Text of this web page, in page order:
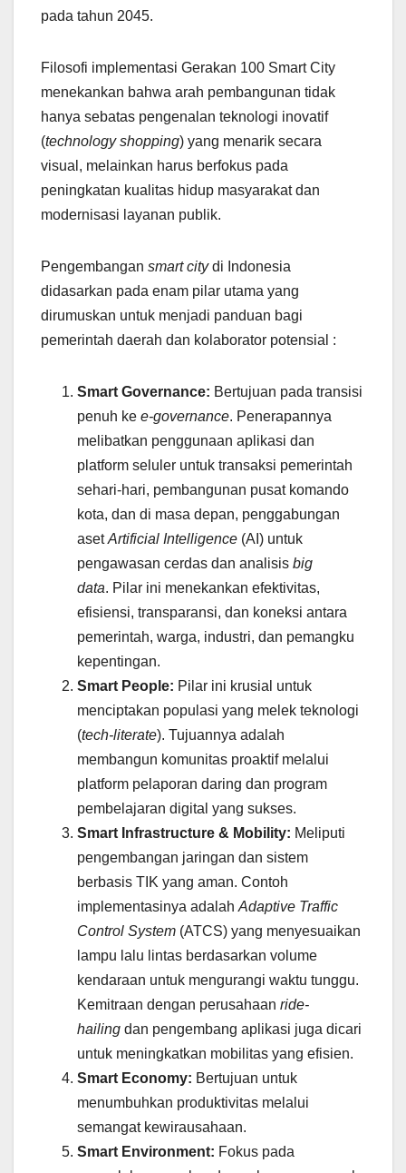
pada tahun 2045.
Filosofi implementasi Gerakan 100 Smart City
menekankan bahwa arah pembangunan tidak
hanya sebatas pengenalan teknologi inovatif
(technology shopping) yang menarik secara
visual, melainkan harus berfokus pada
peningkatan kualitas hidup masyarakat dan
modernisasi layanan publik.
Pengembangan smart citydi Indonesia
didasarkan pada enam pilar utama yang
dirumuskan untuk menjadi panduan bagi
pemerintah daerah dan kolaborator potensial :
Smart Governance: Bertujuan pada transisi
penuh ke e-governance. Penerapannya
melibatkan penggunaan aplikasi dan
platform seluler untuk transaksi pemerintah
sehari-hari, pembangunan pusat komando
kota, dan di masa depan, penggabungan
asetArtificial Intelligence (AI) untuk
pengawasan cerdas dan analisis big
data. Pilar ini menekankan efektivitas,
efisiensi, transparansi, dan koneksi antara
pemerintah, warga, industri, dan pemangku
kepentingan.
Smart People: Pilar ini krusial untuk
menciptakan populasi yang melek teknologi
(tech-literate). Tujuannya adalah
membangun komunitas proaktif melalui
platform pelaporan daring dan program
pembelajaran digital yang sukses.
Smart Infrastructure & Mobility: Meliputi
pengembangan jaringan dan sistem
berbasis TIK yang aman. Contoh
implementasinya adalah Adaptive Traffic
Control System (ATCS) yang menyesuaikan
lampu lalu lintas berdasarkan volume
kendaraan untuk mengurangi waktu tunggu.
Kemitraan dengan perusahaan ride-
hailing dan pengembang aplikasi juga dicari
untuk meningkatkan mobilitas yang efisien.
Smart Economy: Bertujuan untuk
menumbuhkan produktivitas melalui
semangat kewirausahaan.
Smart Environment: Fokus pada